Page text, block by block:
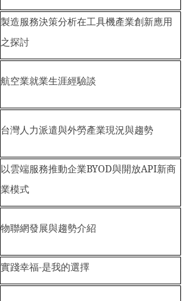
製造服務決策分析在工具機產業創新應用
之探討
航空業就業生涯經驗談
台灣人力派遣與外勞產業現況與趨勢
以雲端服務推動企業BYOD與開放API新商
業模式
物聯網發展與趨勢介紹
實踐幸福-是我的選擇